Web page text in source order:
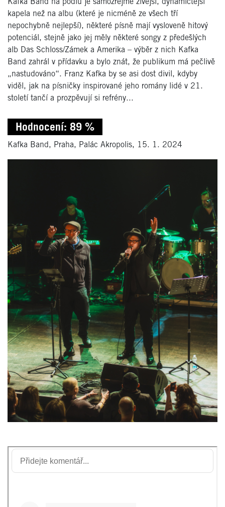
Kafka Band na pódiu je samozřejmě živější, dynamičtější
kapela než na albu (které je nicméně ze všech tří
nepochybně nejlepší), některé písně mají vysloveně hitový
potenciál, stejně jako jej měly některé songy z předešlých
alb Das Schloss/Zámek a Amerika – výběr z nich Kafka
Band zahrál v přídavku a bylo znát, že publikum má pečlivě
„nastudováno“. Franz Kafka by se asi dost divil, kdyby
viděl, jak na písničky inspirované jeho romány lidé v 21.
století tančí a prozpěvují si refrény...
Hodnocení: 89 %
Kafka Band, Praha, Palác Akropolis, 15. 1. 2024